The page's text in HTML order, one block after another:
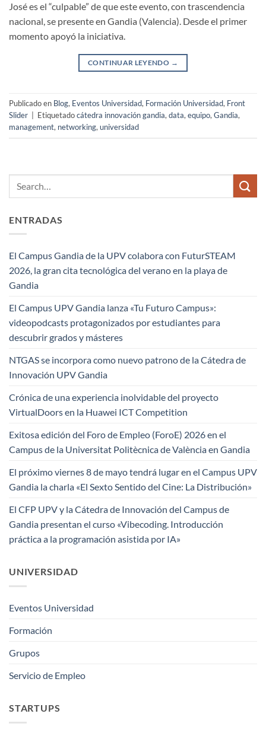
José es el “culpable” de que este evento, con trascendencia
nacional, se presente en Gandia (Valencia). Desde el primer
momento apoyó la iniciativa.
CONTINUAR LEYENDO →
Publicado en Blog, Eventos Universidad, Formación Universidad, Front
Slider
Etiquetadocátedra innovación gandia, data, equipo, Gandia,
management, networking, universidad
ENTRADAS
El Campus Gandia de la UPV colabora con FuturSTEAM
2026, la gran cita tecnológica del verano en la playa de
Gandia
El Campus UPV Gandia lanza «Tu Futuro Campus»:
videopodcasts protagonizados por estudiantes para
descubrir grados y másteres
NTGAS se incorpora como nuevo patrono de la Cátedra de
Innovación UPV Gandia
Crónica de una experiencia inolvidable del proyecto
VirtualDoors en la Huawei ICT Competition
Exitosa edición del Foro de Empleo (ForoE) 2026 en el
Campus de la Universitat Politècnica de València en Gandia
El próximo viernes 8 de mayo tendrá lugar en el Campus UPV
Gandia la charla «El Sexto Sentido del Cine: La Distribución»
El CFP UPV y la Cátedra de Innovación del Campus de
Gandia presentan el curso «Vibecoding. Introducción
práctica a la programación asistida por IA»
UNIVERSIDAD
Eventos Universidad
Formación
Grupos
Servicio de Empleo
STARTUPS